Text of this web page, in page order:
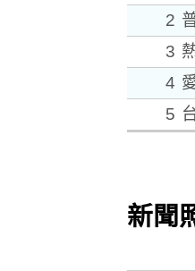
2
3
4
5
新聞